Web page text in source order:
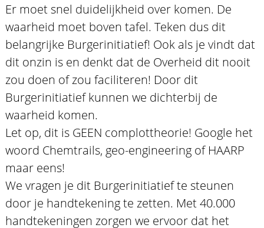
Er moet snel duidelijkheid over komen. De
waarheid moet boven tafel. Teken dus dit
belangrijke Burgerinitiatief! Ook als je vindt dat
dit onzin is en denkt dat de Overheid dit nooit
zou doen of zou faciliteren! Door dit
Burgerinitiatief kunnen we dichterbij de
waarheid komen.
Let op, dit is GEEN complottheorie! Google het
woord Chemtrails, geo-engineering of HAARP
maar eens!
We vragen je dit Burgerinitiatief te steunen
door je handtekening te zetten. Met 40.000
handtekeningen zorgen we ervoor dat het